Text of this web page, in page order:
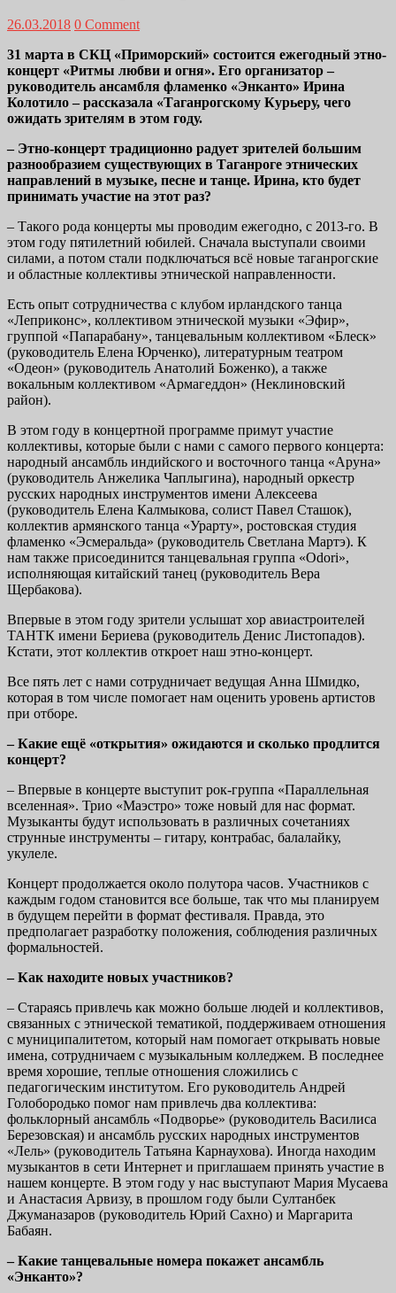
26.03.2018 0 Comment
31 марта в СКЦ «Приморский» состоится ежегодный этно-
концерт «Ритмы любви и огня». Его организатор –
руководитель ансамбля фламенко «Энканто» Ирина
Колотило – рассказала «Таганрогскому Курьеру, чего
ожидать зрителям в этом году.
– Этно-концерт традиционно радует зрителей большим
разнообразием существующих в Таганроге этнических
направлений в музыке, песне и танце. Ирина, кто будет
принимать участие на этот раз?
– Такого рода концерты мы проводим ежегодно, с 2013-го. В
этом году пятилетний юбилей. Сначала выступали своими
силами, а потом стали подключаться всё новые таганрогские
и областные коллективы этнической направленности.
Есть опыт сотрудничества с клубом ирландского танца
«Леприконс», коллективом этнической музыки «Эфир»,
группой «Папарабану», танцевальным коллективом «Блеск»
(руководитель Елена Юрченко), литературным театром
«Одеон» (руководитель Анатолий Боженко), а также
вокальным коллективом «Армагеддон» (Неклиновский
район).
В этом году в концертной программе примут участие
коллективы, которые были с нами с самого первого концерта:
народный ансамбль индийского и восточного танца «Аруна»
(руководитель Анжелика Чаплыгина), народный оркестр
русских народных инструментов имени Алексеева
(руководитель Елена Калмыкова, солист Павел Сташок),
коллектив армянского танца «Урарту», ростовская студия
фламенко «Эсмеральда» (руководитель Светлана Мартэ). К
нам также присоединится танцевальная группа «Odori»,
исполняющая китайский танец (руководитель Вера
Щербакова).
Впервые в этом году зрители услышат хор авиастроителей
ТАНТК имени Бериева (руководитель Денис Листопадов).
Кстати, этот коллектив откроет наш этно-концерт.
Все пять лет с нами сотрудничает ведущая Анна Шмидко,
которая в том числе помогает нам оценить уровень артистов
при отборе.
– Какие ещё «открытия» ожидаются и сколько продлится
концерт?
– Впервые в концерте выступит рок-группа «Параллельная
вселенная». Трио «Маэстро» тоже новый для нас формат.
Музыканты будут использовать в различных сочетаниях
струнные инструменты – гитару, контрабас, балалайку,
укулеле.
Концерт продолжается около полутора часов. Участников с
каждым годом становится все больше, так что мы планируем
в будущем перейти в формат фестиваля. Правда, это
предполагает разработку положения, соблюдения различных
формальностей.
– Как находите новых участников?
– Стараясь привлечь как можно больше людей и коллективов,
связанных с этнической тематикой, поддерживаем отношения
с муниципалитетом, который нам помогает открывать новые
имена, сотрудничаем с музыкальным колледжем. В последнее
время хорошие, теплые отношения сложились с
педагогическим институтом. Его руководитель Андрей
Голобородько помог нам привлечь два коллектива:
фольклорный ансамбль «Подворье» (руководитель Василиса
Березовская) и ансамбль русских народных инструментов
«Лель» (руководитель Татьяна Карнаухова). Иногда находим
музыкантов в сети Интернет и приглашаем принять участие в
нашем концерте. В этом году у нас выступают Мария Мусаева
и Анастасия Арвизу, в прошлом году были Султанбек
Джуманазаров (руководитель Юрий Сахно) и Маргарита
Бабаян.
– Какие танцевальные номера покажет ансамбль
«Энканто»?